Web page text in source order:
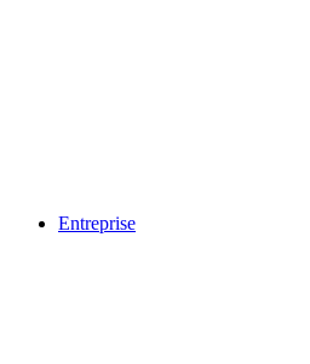
Entreprise